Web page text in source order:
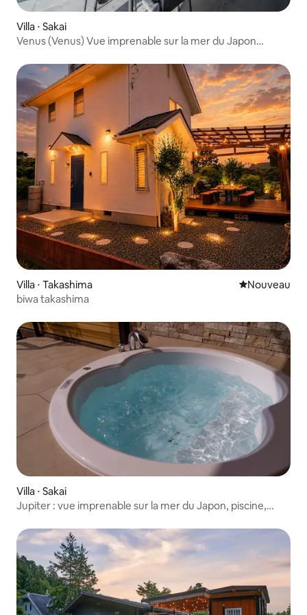
Villa ⋅ Sakai
Venus (Venus) Vue imprenable sur la mer du Japon
Tojinbo
Villa ⋅ Takashima Nouvel
Nouveau
biwa takashima
Villa ⋅ Sakai
Jupiter : vue imprenable sur la mer du Japon, piscine,